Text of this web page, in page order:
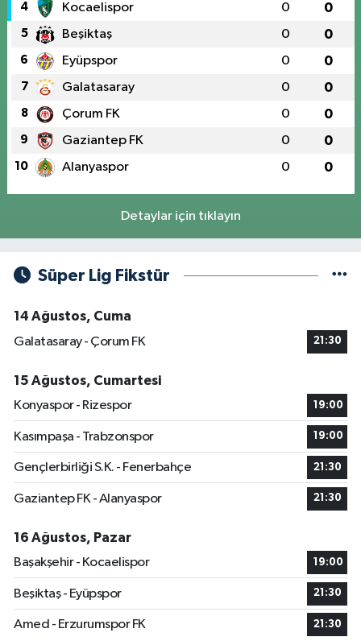
4 Kocaelispor 0 0
5 Beşiktaş 0 0
6 Eyüpspor 0 0
7 Galatasaray 0 0
8 Çorum FK 0 0
9 Gaziantep FK 0 0
10 Alanyaspor 0 0
Detaylar için tıklayın
Süper Lig Fikstür
14 Ağustos, Cuma
Galatasaray - Çorum FK
21:30
15 Ağustos, Cumartesi
Konyaspor - Rizespor
19:00
Kasımpaşa - Trabzonspor 19:00
Gençlerbirliği S.K. - Fenerbahçe 21:30
Gaziantep FK - Alanyaspor 21:30
16 Ağustos, Pazar
Başakşehir - Kocaelispor
19:00
Beşiktaş - Eyüpspor 21:30
Amed - Erzurumspor FK 21:30